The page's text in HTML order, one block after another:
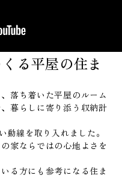
る平屋の住ま
落ち着いた平屋のルーム
暮らしに寄り添う収納計
線を取り入れました。
家ならではの心地よさを
る方にも参考になる住ま